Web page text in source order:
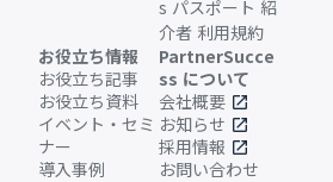
s パスポート 紹
介者 利用規約
お役立ち情報
お役立ち記事
お役立ち資料
イベント・セミ
ナー
導入事例
PartnerSucce
ss について
会社概要 open_in_new
お知らせ open_in_new
採用情報 open_in_new
お問い合わせ